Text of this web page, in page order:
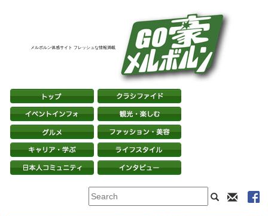
メルボルン体感サイト フレッシュな情報満載